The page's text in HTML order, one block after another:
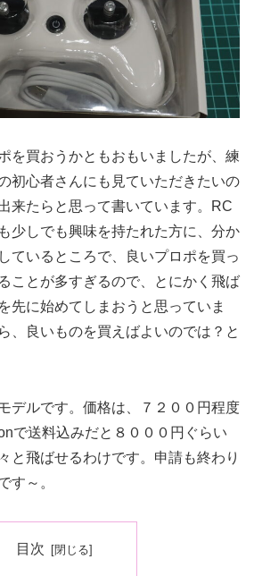
を買おうかともおもいましたが、練
初心者さんにも見ていただきたいの
来たらと思って書いています。RC
少しでも興味を持たれた方に、分か
ているところで、良いプロポを買っ
ことが多すぎるので、とにかく飛ば
先に始めてしまおうと思っていま
、良いものを買えばよいのでは？と
ルです。価格は、７２００円程度
で送料込みだと８０００円ぐらい
飛ばせるわけです。申請も終わり
す～。
目次